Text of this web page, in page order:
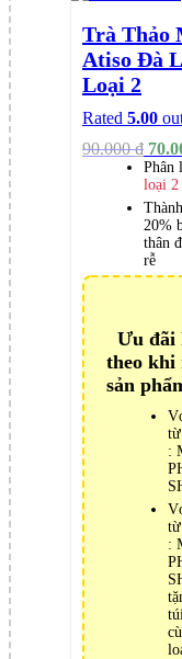
Trà Thảo
Atiso Đà
Loại 2
Rated 5.00
90.000₫
Giá
was:
Phân
loại 2
20%
thân
rễ
Ưu đãi
theo khi
sản
:
: